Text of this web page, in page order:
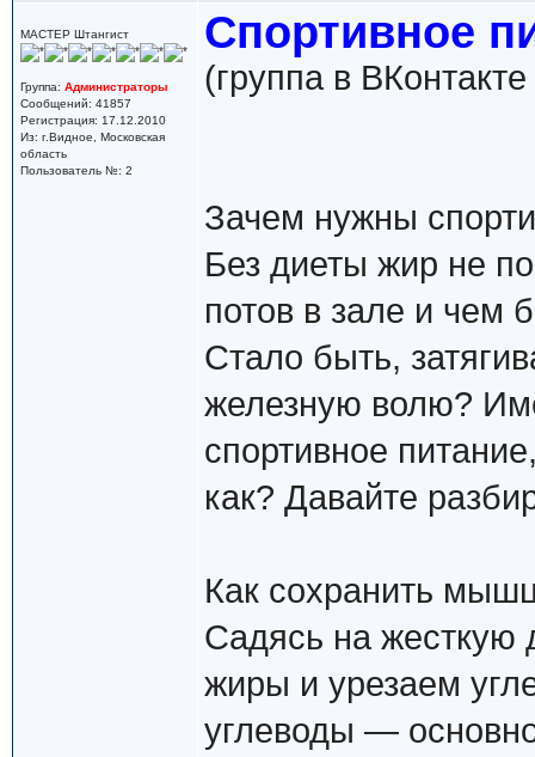
МАСТЕР Штангист
Группа: Администраторы
Сообщений: 41857
Регистрация: 17.12.2010
Из: г.Видное, Московская
область
Пользователь №: 2
Спортивное
(группа в
Зачем нужны
Без диеты жир не
потов в зале и чем
Стало быть,
железную волю?
спортивное
как? Давайте
Как сохранить
Садясь на жесткую
жиры и урезаем
углеводы —